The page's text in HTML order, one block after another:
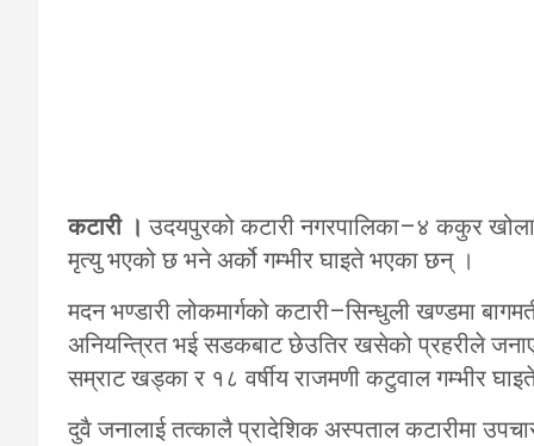
कटारी । उदयपुरको कटारी नगरपालिका–४ ककुर
मृत्यु भएको छ भने अर्को गम्भीर घाइते भएका छन् ।
मदन भण्डारी लोकमार्गको कटारी–सिन्धुली खण्डमा
अनियन्त्रित भई सडकबाट छेउतिर खसेको प्रहरीले
सम्राट खड्का र १८ वर्षीय राजमणी कटुवाल गम्भीर
दुवै जनालाई तत्कालै प्रादेशिक अस्पताल कटारीमा